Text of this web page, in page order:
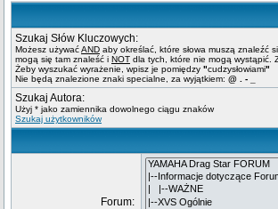
Szukaj Słów Kluczowych:
Możesz używaćAND aby określać, które słowa muszą znaleźć
mogą się tam znaleść i NOT dla tych, które nie mogą wystąpić.
Żeby wyszukać wyrażenie, wpisz je pomiędzy "cudzysłowiami"
Nie będą znalezione znaki specialne, za wyjątkiem: @ . - _
Szukaj Autora:
Użyj * jako zamiennika dowolnego ciągu znaków
Szukaj użytkowników
Forum: